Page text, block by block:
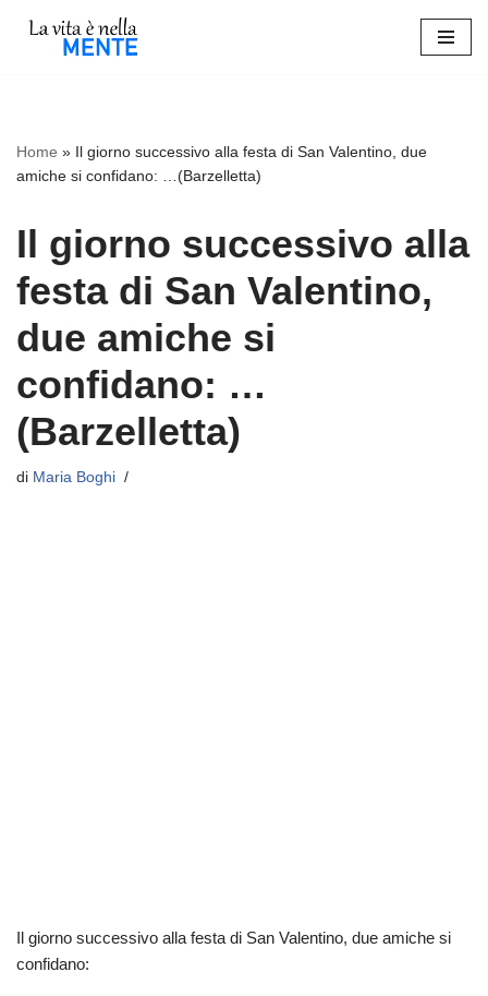
Home » Il giorno successivo alla festa di San Valentino, due
amiche si confidano: …(Barzelletta)
Il giorno successivo alla
festa di San Valentino,
due amiche si
confidano: …
(Barzelletta)
di Maria Boghi
Il giorno successivo alla festa di San Valentino, due amiche si
confidano: